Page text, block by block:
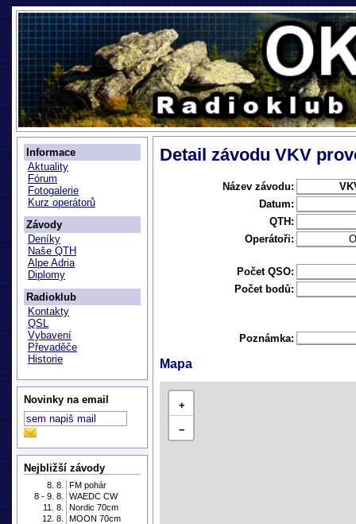
Informace
Aktuality
Fórum
Fotogalerie
Kurz operátorů
Závody
Deníky
Naše QTH
Alpe Adria
Diplomy
Radioklub
Kontakty
QSL
Vybavení
Převaděče
Historie
Novinky na email
Nejbližší závody
8. 8.
FM pohár
8 - 9. 8.
WAEDC CW
11. 8.
Nordic 70cm
12. 8.
MOON 70cm
Detail závodu VKV
Název závodu:
Datum:
QTH:
Operátoři:
Počet QSO:
Počet bodů:
Poznámka:
Mapa
+
−